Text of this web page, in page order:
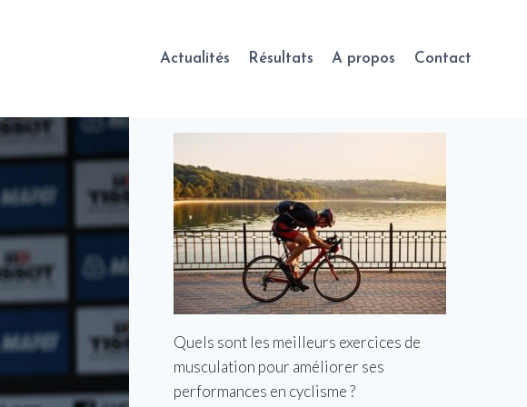
Actualités Résultats A propos Contact
Quels sont les meilleurs exercices de
musculation pour améliorer ses
performances en cyclisme ?